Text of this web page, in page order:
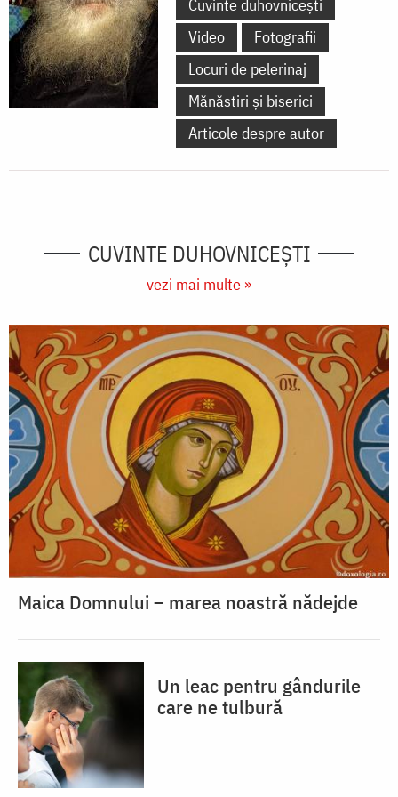
Cuvinte duhovnicești
Video
Fotografii
Locuri de pelerinaj
Mănăstiri și biserici
Articole despre autor
CUVINTE DUHOVNICEȘTI
vezi mai multe »
Maica Domnului – marea noastră nădejde
Un leac pentru gândurile
care ne tulbură